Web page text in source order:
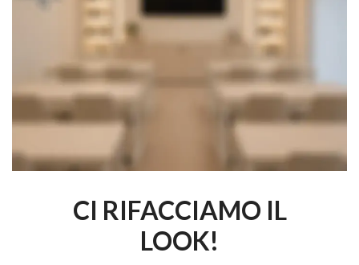
CI RIFACCIAMO IL
LOOK!